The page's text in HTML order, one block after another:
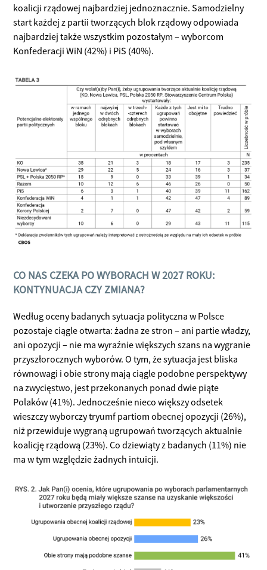
koalicji rządowej najbardziej jednoznacznie. Samodzielny
start każdej z partii tworzących blok rządowy odpowiada
najbardziej także wszystkim pozostałym – wyborcom
Konfederacji WiN (42%) i PiS (40%).
CO NAS CZEKA PO WYBORACH W 2027 ROKU:
KONTYNUACJA CZY ZMIANA?
Według oceny badanych sytuacja polityczna w Polsce
pozostaje ciągle otwarta: żadna ze stron – ani partie władzy,
ani opozycji – nie ma wyraźnie większych szans na wygranie
przyszłorocznych wyborów. O tym, że sytuacja jest bliska
równowagi i obie strony mają ciągle podobne perspektywy
na zwycięstwo, jest przekonanych ponad dwie piąte
Polaków (41%). Jednocześnie nieco większy odsetek
wieszczy wyborczy tryumf partiom obecnej opozycji (26%),
niż przewiduje wygraną ugrupowań tworzących aktualnie
koalicję rządową (23%). Co dziewiąty z badanych (11%) nie
ma w tym względzie żadnych intuicji.